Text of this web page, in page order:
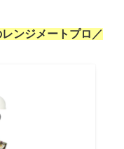
ンジメートプロ／